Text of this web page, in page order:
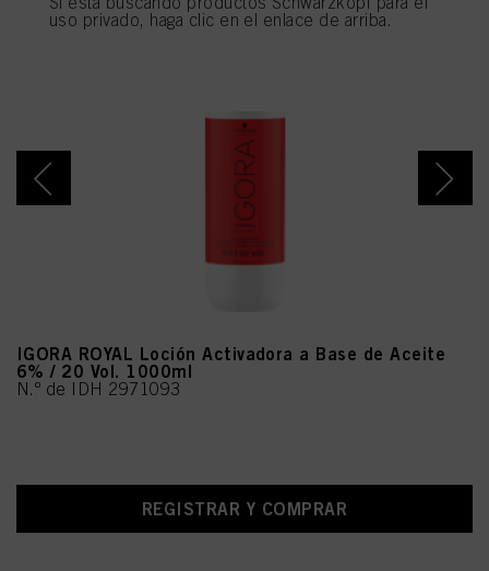
IGORA ROYAL Loción Activadora a Base de Aceite
6% / 20 Vol. 1000ml
N.º de IDH 2971093
REGISTRAR Y COMPRAR
uso privado, haga clic en el enlace de arriba.
utilizarán las cookies que sean técnicamente necesarias para proporcionarle
este sitio web .